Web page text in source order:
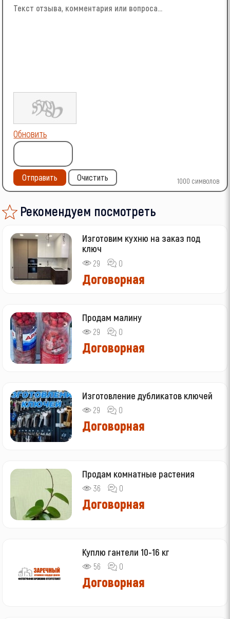
1000 символов
Обновить
Отправить Очистить
Рекомендуем посмотреть
Изготовим кухню на заказ под
ключ
29 0
Договорная
Продам малину
29 0
Договорная
Изготовление дубликатов ключей
29 0
Договорная
Продам комнатные растения
36 0
Договорная
Куплю гантели 10-16 кг
56 0
Договорная